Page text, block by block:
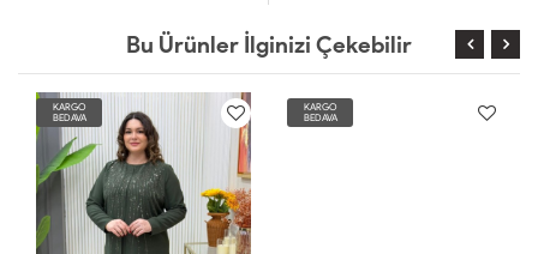
Bu Ürünler İlginizi Çekebilir
KARGO
BEDAVA
KARGO
BEDAVA